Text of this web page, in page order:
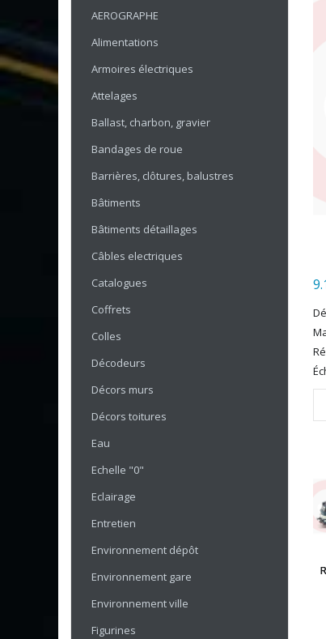
AEROGRAPHE
Alimentations
Armoires électriques
Attelages
Ballast, charbon, gravier
Bandages de roue
Barrières, clôtures, balustres
Bâtiments
Bâtiments détaillages
Câbles electriques
Catalogues
Coffrets
Colles
Décodeurs
Décors murs
Décors toitures
Eau
Echelle "0"
Eclairage
Entretien
Environnement dépôt
Environnement gare
Environnement ville
Figurines